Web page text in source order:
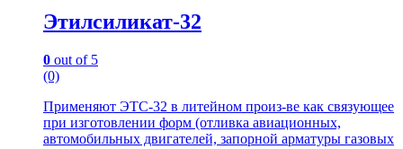
Этилсиликат-32
0 out of 5
(0)
Применяют ЭТС-32 в литейном произ-ве как связующее
при изготовлении форм (отливка авиационных,
автомобильных двигателей, запорной арматуры газовых